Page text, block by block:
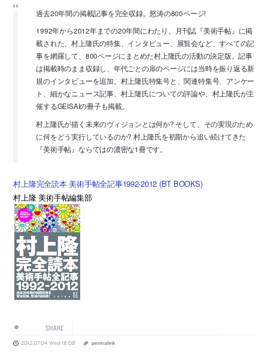
過去20年間の掲載記事を完全収録。怒涛の800ページ!
1992年から2012年までの20年間にわたり、月刊誌『美術手帖』に掲
載された、村上隆氏の特集、インタビュー、展覧会など、すべての記
事を網羅して、800ページにまとめた村上隆氏の活動の決定版。記事
は掲載時のまま収録し、年代ごとの扉のページには当時を振り返る新
規のインタビューを追加。村上隆氏特集号と、関連特集号、アンケー
ト、細かなニュース記事、村上隆氏についての評論や、村上隆氏が主
催するGEISAIの冊子も掲載。
村上隆氏が描く未来のヴィジョンとは何か? そして、その実現のため
に何をどう実行しているのか? 村上隆氏を初期から追い続けてきた
『美術手帖』ならではの濃密な1冊です。
村上隆完全読本 美術手帖全記事1992-2012 (BT BOOKS)
村上隆 美術手帖編集部
SHARE
2012.07.04 Wed 18:08 permalink